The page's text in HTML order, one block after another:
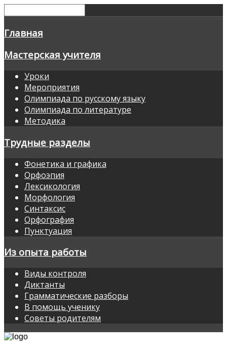
Главная
Мастерская учителя
Уроки
Мероприятия
Олимпиада по русскому языку
Олимпиада по литературе
Методика
Трудные разделы
Фонетика и графика
Орфоэпия
Лексикология
Морфология
Синтаксис
Орфография
Пунктуация
Из опыта работы
Виды контроля
Диктанты
Грамматические разборы
В помощь ученику
Советы родителям